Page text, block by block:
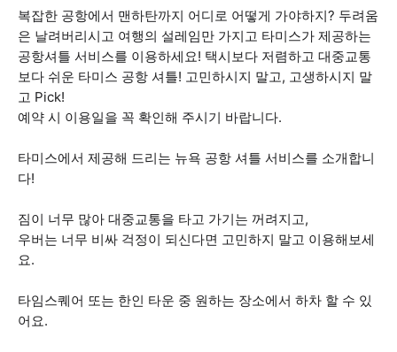
복잡한 공항에서 맨하탄까지 어디로 어떻게 가야하지? 두려움
은 날려버리시고 여행의 설레임만 가지고 타미스가 제공하는
공항셔틀 서비스를 이용하세요! 택시보다 저렴하고 대중교통
보다 쉬운 타미스 공항 셔틀! 고민하시지 말고, 고생하시지 말
고 Pick!
예약 시 이용일을 꼭 확인해 주시기 바랍니다.
타미스에서 제공해 드리는 뉴욕 공항 셔틀 서비스를 소개합니
다!
짐이 너무 많아 대중교통을 타고 가기는 꺼려지고,
우버는 너무 비싸 걱정이 되신다면 고민하지 말고 이용해보세
요.
타임스퀘어 또는 한인 타운 중 원하는 장소에서 하차 할 수 있
어요.